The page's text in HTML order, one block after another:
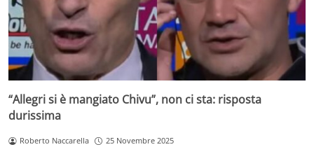
“Allegri si è mangiato Chivu”, non ci sta: risposta
durissima
Roberto Naccarella 25 Novembre 2025